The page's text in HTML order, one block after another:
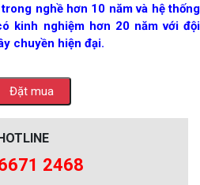
nghề hơn 10 năm và hệ thống
kinh nghiệm hơn 20 năm với đội
chuyền hiện đại.
2468